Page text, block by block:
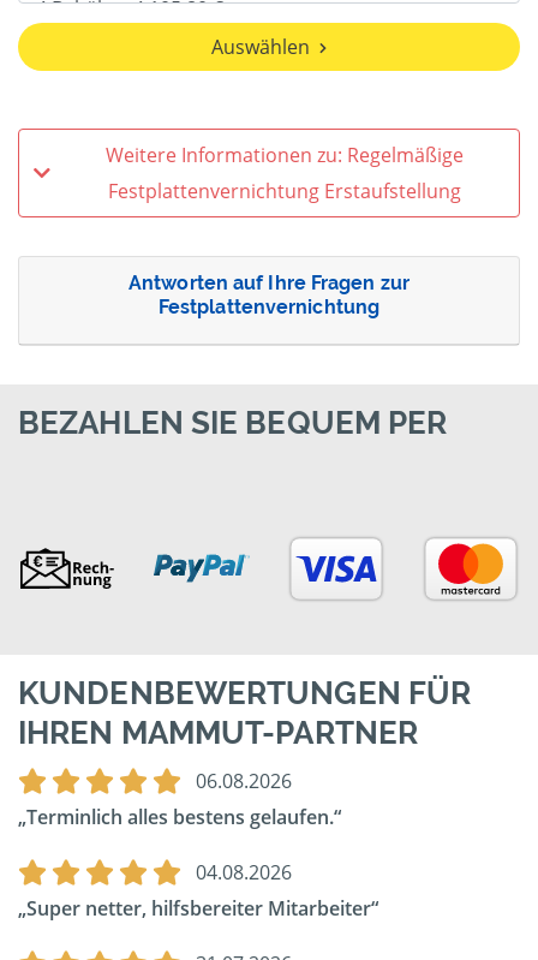
Auswählen
Weitere Informationen zu: Regelmäßige
Festplattenvernichtung Erstaufstellung
Antworten auf Ihre Fragen zur
Festplattenvernichtung
BEZAHLEN SIE BEQUEM PER
KUNDENBEWERTUNGEN FÜR
IHREN MAMMUT-PARTNER
06.08.2026
Terminlich alles bestens gelaufen.
04.08.2026
Super netter, hilfsbereiter Mitarbeiter